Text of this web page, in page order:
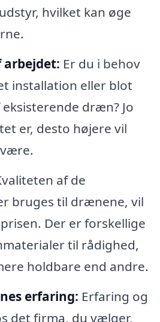
hvilket kan øge
arbejdet: Er du i behov
installation eller blot
dræn? Jo
er, desto højere vil
af de
bruges til drænene, vil
Der er forskellige
til rådighed,
holdbare end andre.
erfaring: Erfaring og
det firma, du vælger,